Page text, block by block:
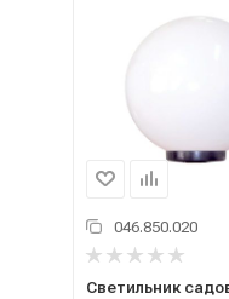
046.850.020
Светильник